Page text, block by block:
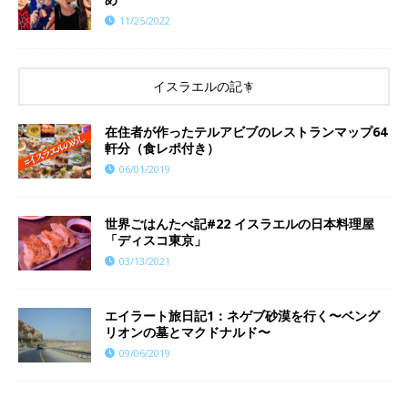
11/25/2022
イスラエルの記事
在住者が作ったテルアビブのレストランマップ64
軒分（食レポ付き）
06/01/2019
世界ごはんたべ記#22 イスラエルの日本料理屋
「ディスコ東京」
03/13/2021
エイラート旅日記1：ネゲブ砂漠を行く〜ベング
リオンの墓とマクドナルド〜
09/06/2019